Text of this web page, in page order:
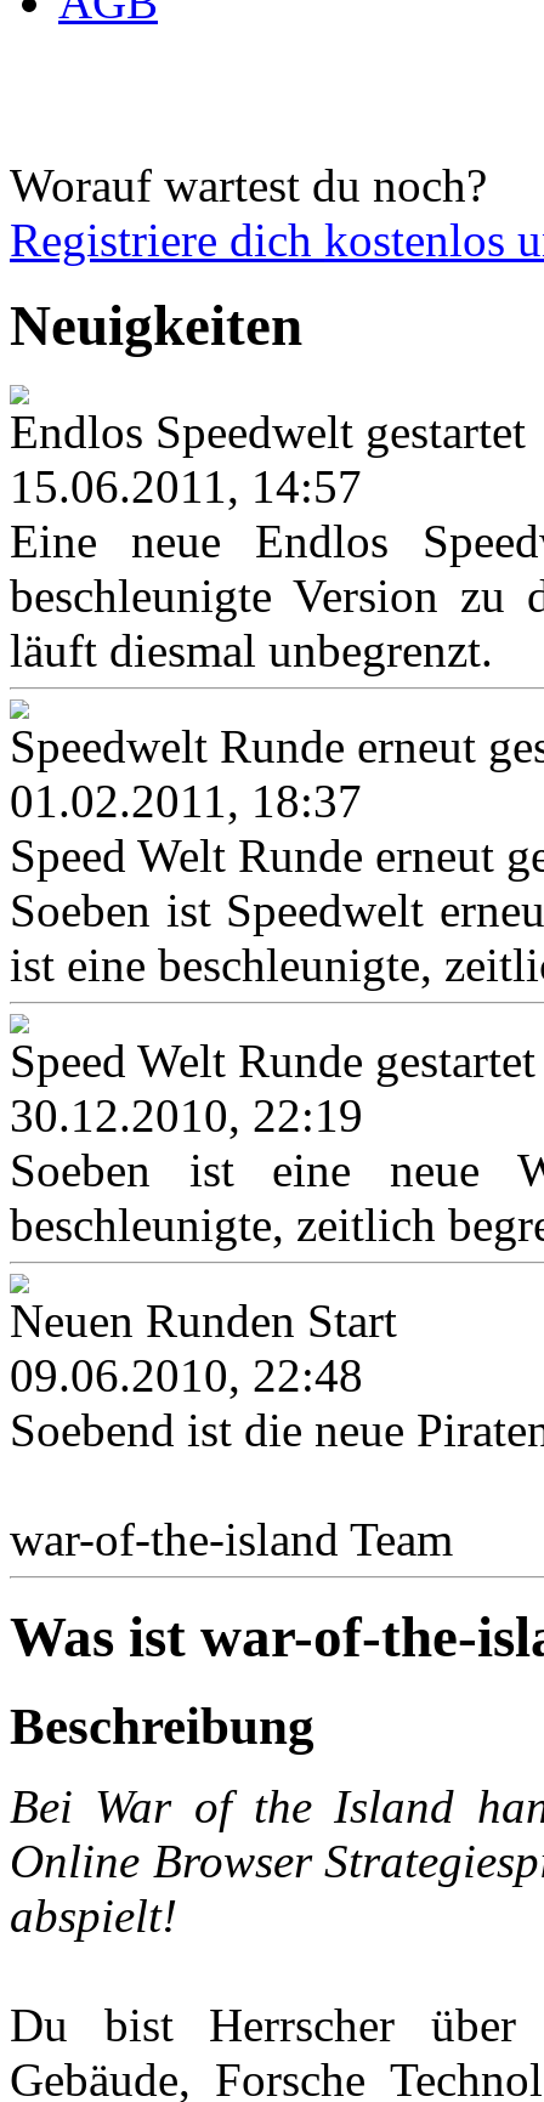
Worauf wartest du noch?
Registriere dich kostenlos
Neuigkeiten
Endlos Speedwelt gestartet
15.06.2011, 14:57
Eine neue Endlos
beschleunigte Version zu
läuft diesmal unbegrenzt.
Speedwelt Runde erneut
01.02.2011, 18:37
Speed Welt Runde erneut
Soeben ist Speedwelt
ist eine beschleunigte,
Speed Welt Runde gestartet
30.12.2010, 22:19
Soeben ist eine neue
beschleunigte, zeitlich
Neuen Runden Start
09.06.2010, 22:48
Soebend ist die neue
war-of-the-island Team
Was ist war-of-the-
Beschreibung
Bei War of the Island
Online Browser
abspielt!
Du bist Herrscher über
Gebäude, Forsche